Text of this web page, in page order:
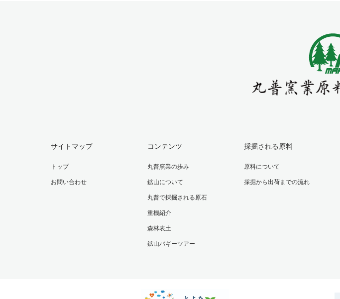
サイトマップ
トップ
お問い合わせ
コンテンツ
丸普窯業の歩み
鉱山について
丸普で採掘される原石
重機紹介
森林表土
鉱山バギーツアー
採掘される原料
原料について
採掘から出荷までの流れ